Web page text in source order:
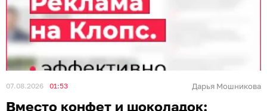
07.08.2026 01:53 Дарья Мошникова
Вместо конфет и шоколадок: